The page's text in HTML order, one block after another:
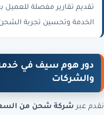
تقديم تقارير مفصلة للعميل
الخدمة وتحسين تجربة
دور هوم سيف في
والشركات
نقدم عبر شركة شحن من